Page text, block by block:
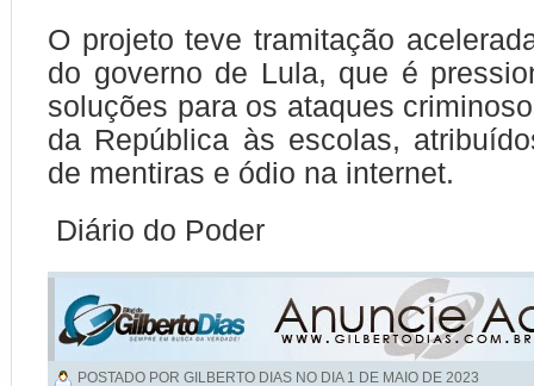
O projeto teve tramitação
do governo de Lula, que é
soluções para os ataques
da República às escolas,
de mentiras e ódio na internet.
Diário do Poder
POSTADO POR GILBERTO DIAS NO DIA 1 DE MAIO DE 2023